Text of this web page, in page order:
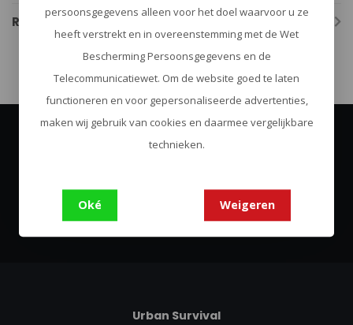
Reviews
Abonneer je op onze nieuwsbrief
Abonneer
Urban Survival
persoonsgegevens alleen voor het doel waarvoor u ze
heeft verstrekt en in overeenstemming met de Wet
Bescherming Persoonsgegevens en de
Telecommunicatiewet. Om de website goed te laten
functioneren en voor gepersonaliseerde advertenties,
maken wij gebruik van cookies en daarmee vergelijkbare
technieken.
Oké Weigeren